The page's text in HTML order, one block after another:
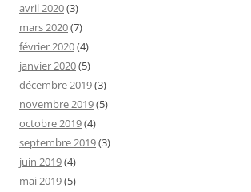
avril 2020(3)
mars 2020(7)
février 2020(4)
janvier 2020(5)
décembre 2019(3)
novembre 2019(5)
octobre 2019(4)
septembre 2019(3)
juin 2019(4)
mai 2019(5)